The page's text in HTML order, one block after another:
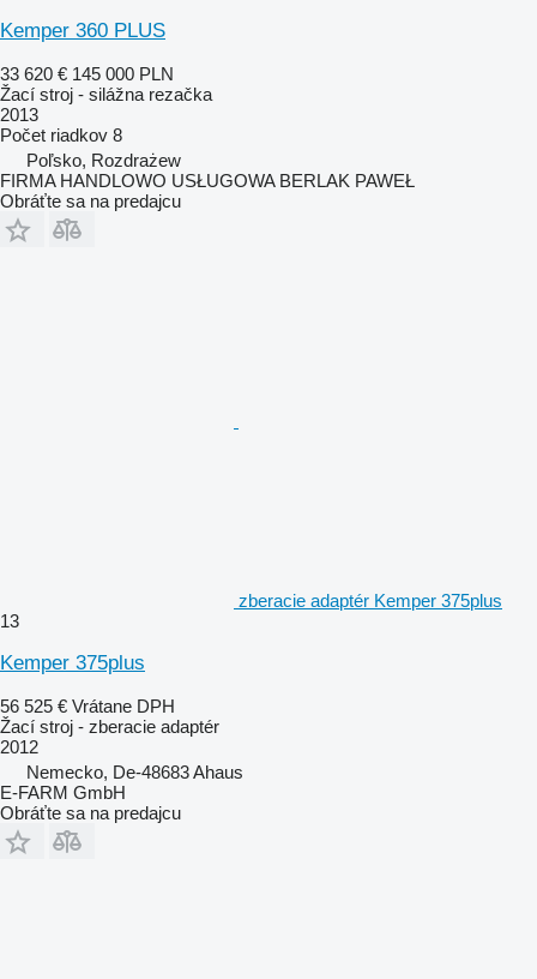
Kemper 360 PLUS
33 620 € 145 000 PLN
Žací stroj - silážna rezačka
2013
Počet riadkov 8
Poľsko, Rozdrażew
FIRMA HANDLOWO USŁUGOWA BERLAK PAWEŁ
Obráťte sa na predajcu
zberacie adaptér Kemper 375plus
13
Kemper 375plus
56 525 € Vrátane DPH
Žací stroj - zberacie adaptér
2012
Nemecko, De-48683 Ahaus
E-FARM GmbH
Obráťte sa na predajcu